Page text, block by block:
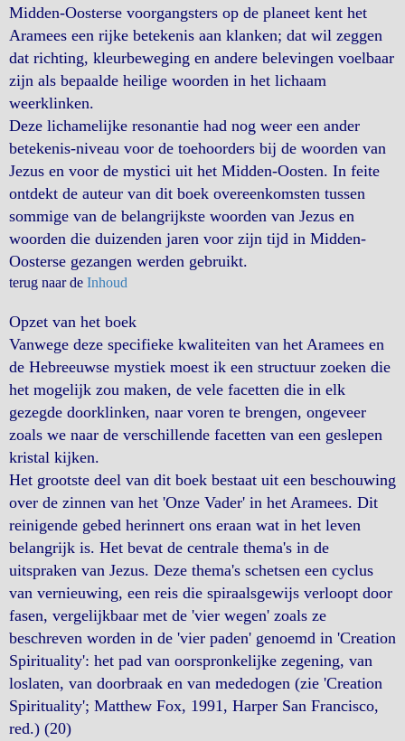
Midden-Oosterse voorgangsters op de planeet kent het
Aramees een rijke betekenis aan klanken; dat wil zeggen
dat richting, kleurbeweging en andere belevingen voelbaar
zijn als bepaalde heilige woorden in het lichaam
weerklinken.
Deze lichamelijke resonantie had nog weer een ander
betekenis-niveau voor de toehoorders bij de woorden van
Jezus en voor de mystici uit het Midden-Oosten. In feite
ontdekt de auteur van dit boek overeenkomsten tussen
sommige van de belangrijkste woorden van Jezus en
woorden die duizenden jaren voor zijn tijd in Midden-
Oosterse gezangen werden gebruikt.
terug naar de Inhoud
Opzet van het boek
Vanwege deze specifieke kwaliteiten van het Aramees en
de Hebreeuwse mystiek moest ik een structuur zoeken die
het mogelijk zou maken, de vele facetten die in elk
gezegde doorklinken, naar voren te brengen, ongeveer
zoals we naar de verschillende facetten van een geslepen
kristal kijken.
Het grootste deel van dit boek bestaat uit een beschouwing
over de zinnen van het 'Onze Vader' in het Aramees. Dit
reinigende gebed herinnert ons eraan wat in het leven
belangrijk is. Het bevat de centrale thema's in de
uitspraken van Jezus. Deze thema's schetsen een cyclus
van vernieuwing, een reis die spiraalsgewijs verloopt door
fasen, vergelijkbaar met de 'vier wegen' zoals ze
beschreven worden in de 'vier paden' genoemd in 'Creation
Spirituality': het pad van oorspronkelijke zegening, van
loslaten, van doorbraak en van mededogen (zie 'Creation
Spirituality'; Matthew Fox, 1991, Harper San Francisco,
red.) (20)